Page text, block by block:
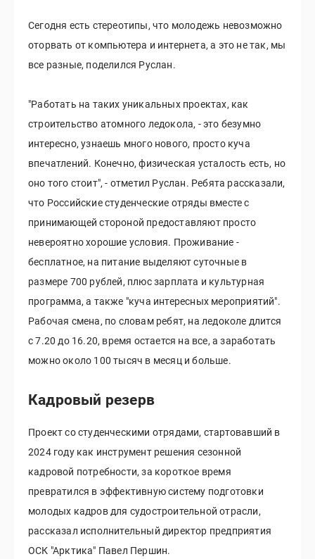
Сегодня есть стереотипы, что молодежь невозможно
оторвать от компьютера и интернета, а это не так, мы
все разные, поделился Руслан.
"Работать на таких уникальных проектах, как
строительство атомного ледокола, - это безумно
интересно, узнаешь много нового, просто куча
впечатлений. Конечно, физическая усталость есть, но
оно того стоит", - отметил Руслан. Ребята рассказали,
что Российские студенческие отряды вместе с
принимающей стороной предоставляют просто
невероятно хорошие условия. Проживание -
бесплатное, на питание выделяют суточные в
размере 700 рублей, плюс зарплата и культурная
программа, а также "куча интересных мероприятий".
Рабочая смена, по словам ребят, на ледоколе длится
с 7.20 до 16.20, время остается на все, а заработать
можно около 100 тысяч в месяц и больше.
Кадровый резерв
Проект со студенческими отрядами, стартовавший в
2024 году как инструмент решения сезонной
кадровой потребности, за короткое время
превратился в эффективную систему подготовки
молодых кадров для судостроительной отрасли,
рассказал исполнительный директор предприятия
ОСК "Арктика" Павел Першин.